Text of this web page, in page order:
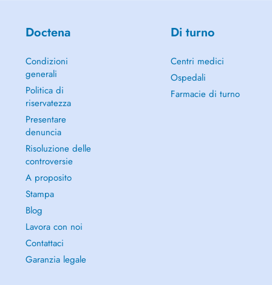
Doctena
Condizioni
generali
Politica di
riservatezza
Presentare
denuncia
Risoluzione delle
controversie
A proposito
Stampa
Blog
Lavora con noi
Contattaci
Garanzia legale
Di turno
Centri medici
Ospedali
Farmacie di turno